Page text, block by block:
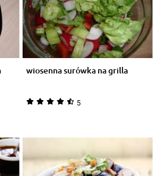
wiosenna surówka na grilla
5